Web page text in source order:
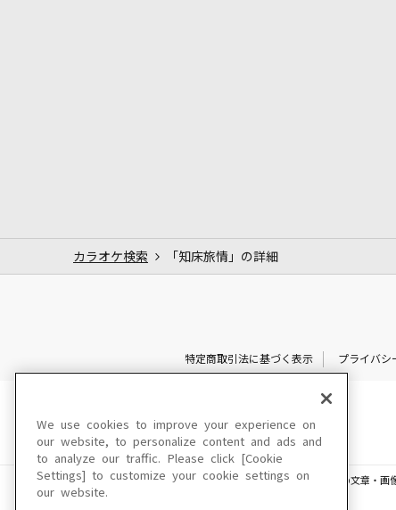
カラオケ検索 「知床旅情」の詳細
特定商取引法に基づく表示
プライバシ
このサイトに掲載されている一切の文章・
We use cookies to improve your experience on
our website, to personalize content and ads and
to analyze our traffic. Please click [Cookie
Settings] to customize your cookie settings on
our website.